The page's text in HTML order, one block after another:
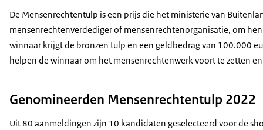
De Mensenrechtentulp is een prijs die het ministerie van
mensenrechtenverdediger of mensenrechtenorganisatie, om
winnaar krijgt de bronzen tulp en een geldbedrag van 100.000
helpen de winnaar om het mensenrechtenwerk voort te zetten
Genomineerden Mensenrechtentulp 2022
Uit 80 aanmeldingen zijn 10 kandidaten geselecteerd voor de